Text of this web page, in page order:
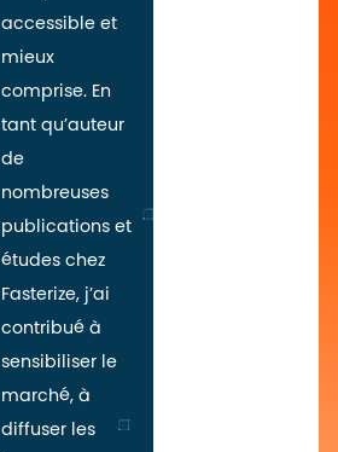
accessible et
mieux
comprise. En
tant qu’auteur
de
nombreuses
publications et
études chez
Fasterize, j’ai
contribué à
sensibiliser le
marché, à
diffuser les